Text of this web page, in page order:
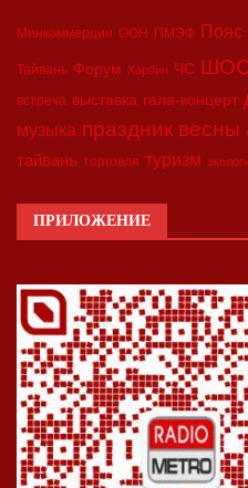
Минкоммерции ООН ПМЭФ Пояс
Тайвань Форум Харбин ЧС
встреча выставка гала-концерт
музыка праздник весны
тайвань торговля туризм
ПРИЛОЖЕНИЕ